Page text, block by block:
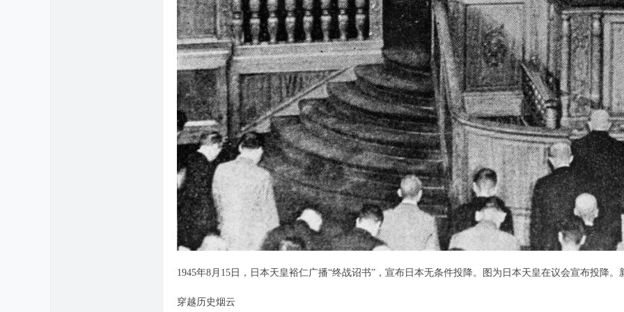
1945年8月15日，日本天皇裕仁广播“终战诏书”，宣布日本无条件投降。图为日本天皇在议会宣布投降。
穿越历史烟云